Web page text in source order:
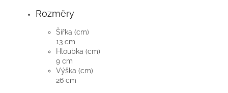
Rozměry
Šířka (cm)
13 cm
Hloubka (cm)
9 cm
Výška (cm)
26 cm